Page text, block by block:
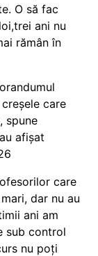
O să fac
ani nu
rămân în
care
spune
afișat
care
dar nu au
ani am
sub control
nu poți